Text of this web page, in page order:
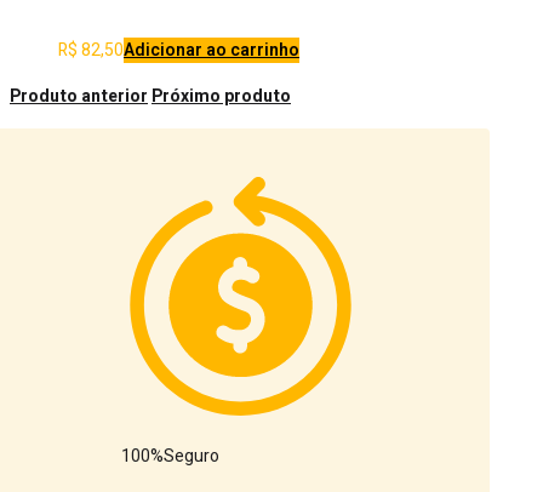
R$82,50Adicionar ao carrinho
Produto anterior Próximo produto
100%Seguro